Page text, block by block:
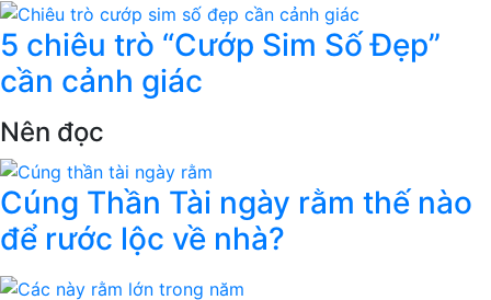
5 chiêu trò “Cướp Sim Số Đẹp”
cần cảnh giác
Nên đọc
Cúng Thần Tài ngày rằm thế nào
để rước lộc về nhà?